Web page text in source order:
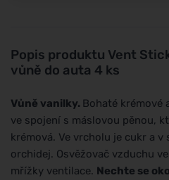
Popis produktu Vent
vůně do auta 4 ks
Vůně vanilky. Bohaté krémové
ve spojení s máslovou pěnou,
krémová. Ve vrcholu je cukr a v
orchidej. Osvěžovač vzduchu
mřížky ventilace. Nechte se